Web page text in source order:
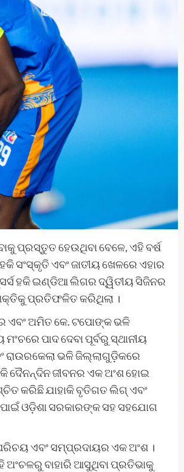
ପ୍ରସ୍ତୁତ ହେଉଥିବା ବେଳେ, ଏହି ବର୍ଷ
ସଂସ୍କୃତି ଏବଂ ଜାତୀୟ ଖେଳରେ ଏହାର
ହକି ଇଣ୍ଡିଆ ଲିଗର ଦ୍ୱିତୀୟ ସିଜିନର
ପ୍ରତିଫଳିତ କରିଥିଲା ।
ଏବଂ ଅମିତ କେ. ଟପୋଙ୍କ ଭଳି
ପାଦ ଦେବା ପୂର୍ବରୁ ସ୍ଥାନୀୟ
ରାଉରକେଲା ଭଳି ଜିଲ୍ଲାଗୁଡ଼ିକରେ
ଦୈନନ୍ଦିନ ଜୀବନର ଏକ ଅଂଶ ହୋଇ
କରିଛି ଯାହାକି ବୃତିଗତ ଲିଗ୍ ଏବଂ
ଓଡ଼ିଶା ସରକାରଙ୍କ ସହ ସହଯୋଗ
ଏବଂ ସମ୍ପ୍ରଦାୟର ଏକ ଅଂଶ ।
ଅଂଚଳରୁ ବାହାରି ଆସୁଥିବା ପ୍ରତିଭାକୁ